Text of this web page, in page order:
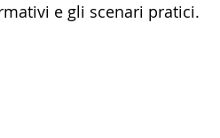
e gli scenari pratici.